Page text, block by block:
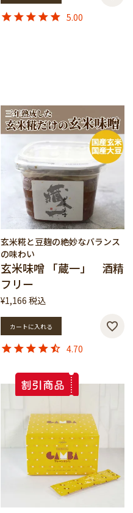
5.00
玄米糀と豆麹の絶妙なバランス
の味わい
玄米味噌 「蔵一」 酒精
フリー
¥1,166 税込
カートに入れる
4.70